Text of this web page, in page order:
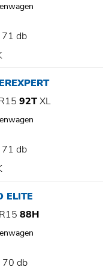
71 db
92TXL
71 db
ELITE
88H
70 db